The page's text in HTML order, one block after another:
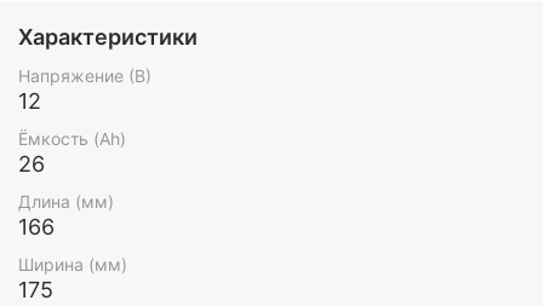
Характеристики
Напряжение (В)
12
Ёмкость (Ah)
26
Длина (мм)
166
Ширина (мм)
175